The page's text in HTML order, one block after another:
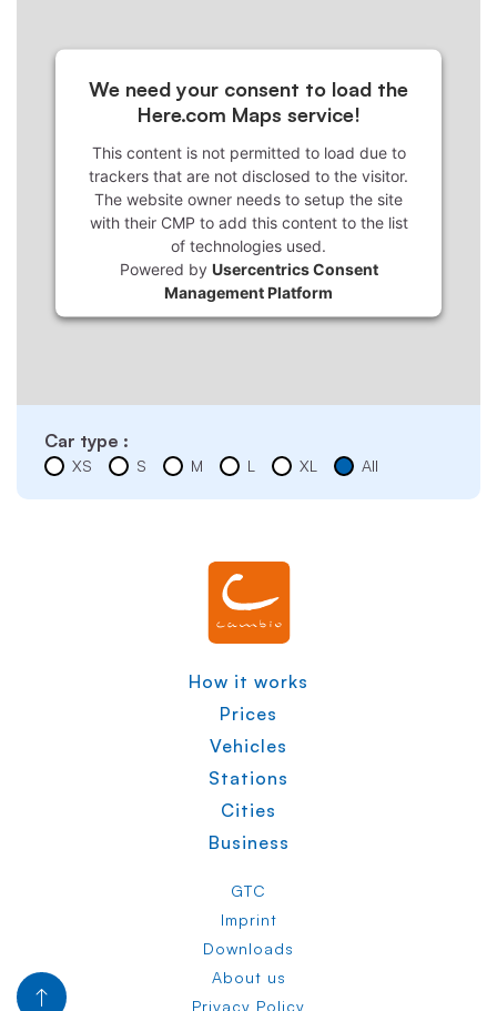
We need your consent to load the
Here.com Maps service!
This content is not permitted to load due to
trackers that are not disclosed to the visitor.
The website owner needs to setup the site
with their CMP to add this content to the list
of technologies used.
Powered by Usercentrics Consent
Management Platform
Car type :
XS S M L XL All
How it works
Prices
Vehicles
Stations
Cities
Business
GTC
Imprint
Downloads
About us
Privacy Policy